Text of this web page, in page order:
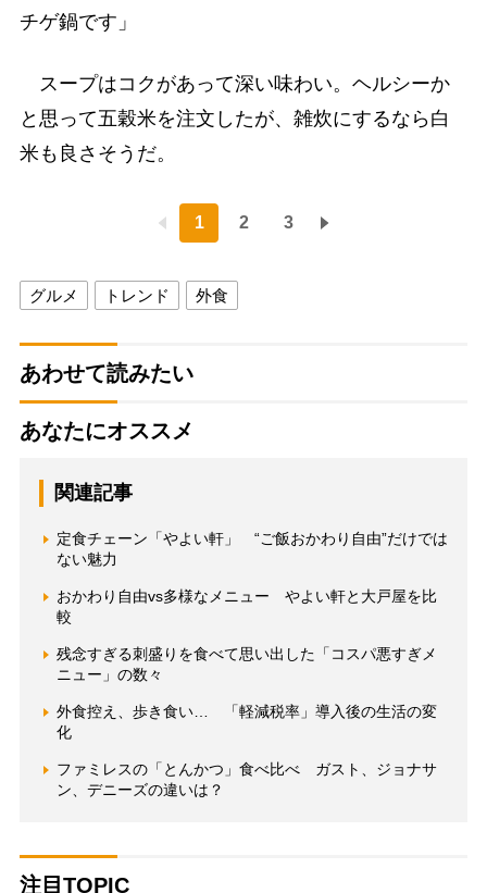
チゲ鍋です」
スープはコクがあって深い味わい。ヘルシーか
と思って五穀米を注文したが、雑炊にするなら白
米も良さそうだ。
1 2 3
グルメ トレンド 外食
あわせて読みたい
あなたにオススメ
関連記事
定食チェーン「やよい軒」 “ご飯おかわり自由”だけでは
ない魅力
おかわり自由vs多様なメニュー やよい軒と大戸屋を比
較
残念すぎる刺盛りを食べて思い出した「コスパ悪すぎメ
ニュー」の数々
外食控え、歩き食い… 「軽減税率」導入後の生活の変
化
ファミレスの「とんかつ」食べ比べ ガスト、ジョナサ
ン、デニーズの違いは？
注目TOPIC